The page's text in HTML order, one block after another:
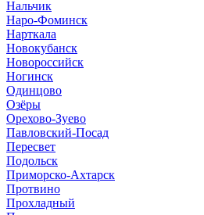
Нальчик
Наро-Фоминск
Нарткала
Новокубанск
Новороссийск
Ногинск
Одинцово
Озёры
Орехово-Зуево
Павловский-Посад
Пересвет
Подольск
Приморско-Ахтарск
Протвино
Прохладный